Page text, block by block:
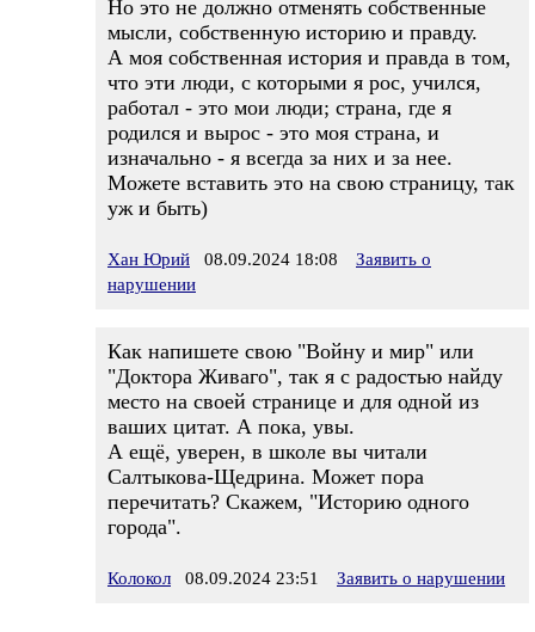
Но это не должно отменять собственные
мысли, собственную историю и правду.
А моя собственная история и правда в том,
что эти люди, с которыми я рос, учился,
работал - это мои люди; страна, где я
родился и вырос - это моя страна, и
изначально - я всегда за них и за нее.
Можете вставить это на свою страницу, так
уж и быть)
Хан Юрий 08.09.2024 18:08
Заявить о
нарушении
Как напишете свою "Войну и мир" или
"Доктора Живаго", так я с радостью найду
место на своей странице и для одной из
ваших цитат. А пока, увы.
А ещё, уверен, в школе вы читали
Салтыкова-Щедрина. Может пора
перечитать? Скажем, "Историю одного
города".
Колокол 08.09.2024 23:51 Заявить о нарушении